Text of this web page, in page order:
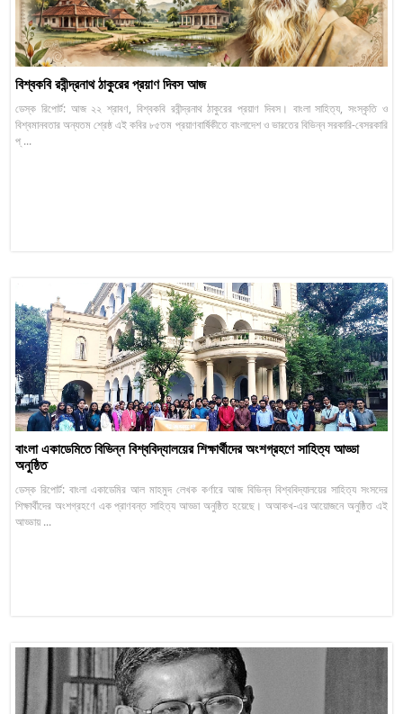
বিশ্বকবি রবীন্দ্রনাথ ঠাকুরের প্রয়াণ দিবস আজ
ডেস্ক রিপোর্ট: আজ ২২ শ্রাবণ, বিশ্বকবি রবীন্দ্রনাথ ঠাকুরের প্রয়াণ দিবস। বাংলা সাহিত্য, সংস্কৃতি ও
বিশ্বমানবতার অন্যতম শ্রেষ্ঠ এই কবির ৮৫তম প্রয়াণবার্ষিকীতে বাংলাদেশ ও ভারতের বিভিন্ন সরকারি-বেসরকারি
প্ ...
বাংলা একাডেমিতে বিভিন্ন বিশ্ববিদ্যালয়ের শিক্ষার্থীদের অংশগ্রহণে সাহিত্য আড্ডা
অনুষ্ঠিত
ডেস্ক রিপোর্ট: বাংলা একাডেমির আল মাহমুদ লেখক কর্ণারে আজ বিভিন্ন বিশ্ববিদ্যালয়ের সাহিত্য সংসদের
শিক্ষার্থীদের অংশগ্রহণে এক প্রাণবন্ত সাহিত্য আড্ডা অনুষ্ঠিত হয়েছে। অআকখ-এর আয়োজনে অনুষ্ঠিত এই
আড্ডায় ...